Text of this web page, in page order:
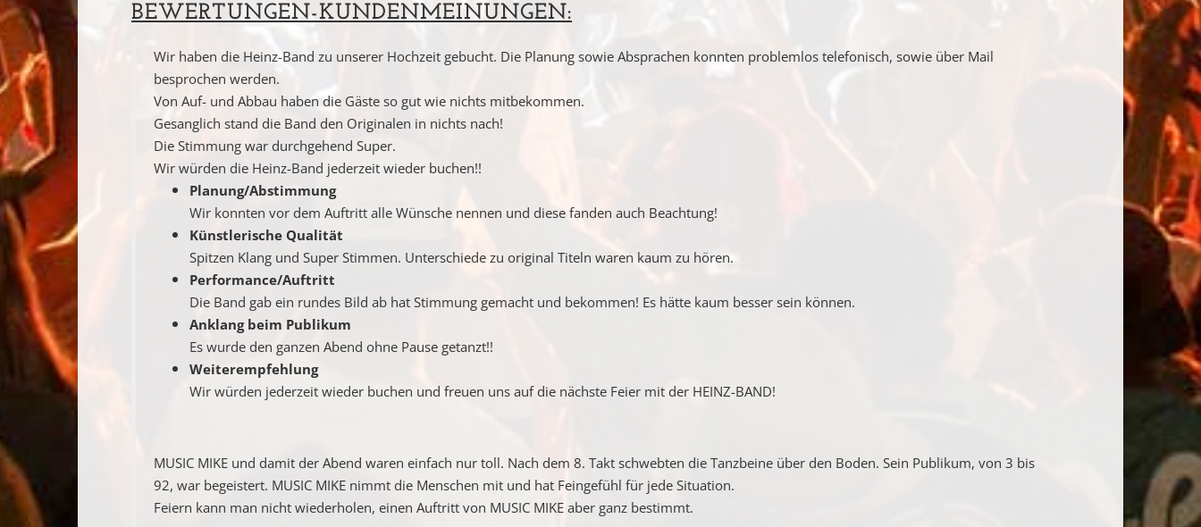
BEWERTUNGEN-KUNDENMEINUNGEN:
Wir haben die Heinz-Band zu unserer Hochzeit gebucht. Die Planung sowie Absprachen konnten problemlos telefonisch, sowie über Mail
besprochen werden.
Von Auf- und Abbau haben die Gäste so gut wie nichts mitbekommen.
Gesanglich stand die Band den Originalen in nichts nach!
Die Stimmung war durchgehend Super.
Wir würden die Heinz-Band jederzeit wieder buchen!!
Planung/Abstimmung
Wir konnten vor dem Auftritt alle Wünsche nennen und diese fanden auch Beachtung!
Künstlerische Qualität
Spitzen Klang und Super Stimmen. Unterschiede zu original Titeln waren kaum zu hören.
Performance/Auftritt
Die Band gab ein rundes Bild ab hat Stimmung gemacht und bekommen! Es hätte kaum besser sein können.
Anklang beim Publikum
Es wurde den ganzen Abend ohne Pause getanzt!!
Weiterempfehlung
Wir würden jederzeit wieder buchen und freuen uns auf die nächste Feier mit der HEINZ-BAND!
MUSIC MIKE und damit der Abend waren einfach nur toll. Nach dem 8. Takt schwebten die Tanzbeine über den Boden. Sein Publikum, von 3 bis
92, war begeistert. MUSIC MIKE nimmt die Menschen mit und hat Feingefühl für jede Situation.
Feiern kann man nicht wiederholen, einen Auftritt von MUSIC MIKE aber ganz bestimmt.